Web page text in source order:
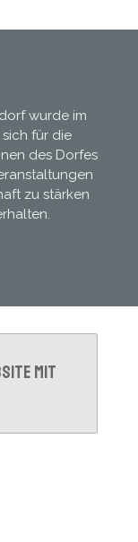
wurde im
für die
des Dorfes
zu stärken
mit